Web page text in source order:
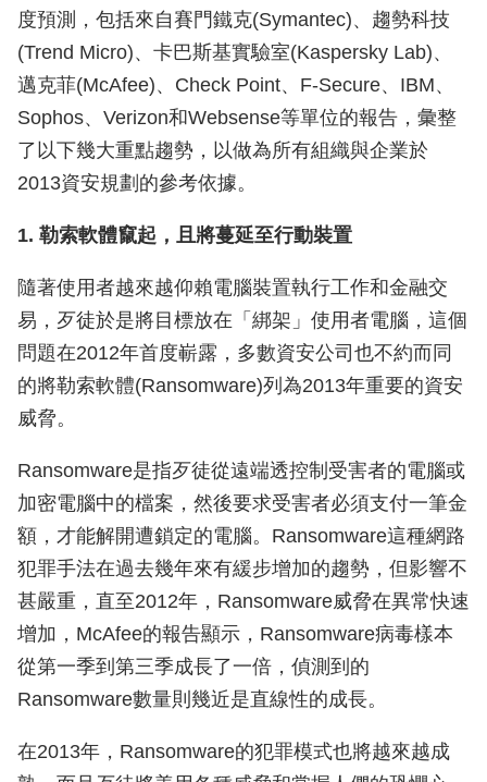
度預測，包括來自賽門鐵克(Symantec)、趨勢科技
(Trend Micro)、卡巴斯基實驗室(Kaspersky Lab)、
邁克菲(McAfee)、Check Point、F-Secure、IBM、
Sophos、Verizon和Websense等單位的報告，彙整
了以下幾大重點趨勢，以做為所有組織與企業於
2013資安規劃的參考依據。
1. 勒索軟體竄起，且將蔓延至行動裝置
隨著使用者越來越仰賴電腦裝置執行工作和金融交
易，歹徒於是將目標放在「綁架」使用者電腦，這個
問題在2012年首度嶄露，多數資安公司也不約而同
的將勒索軟體(Ransomware)列為2013年重要的資安
威脅。
Ransomware是指歹徒從遠端透控制受害者的電腦或
加密電腦中的檔案，然後要求受害者必須支付一筆金
額，才能解開遭鎖定的電腦。Ransomware這種網路
犯罪手法在過去幾年來有緩步增加的趨勢，但影響不
甚嚴重，直至2012年，Ransomware威脅在異常快速
增加，McAfee的報告顯示，Ransomware病毒樣本
從第一季到第三季成長了一倍，偵測到的
Ransomware數量則幾近是直線性的成長。
在2013年，Ransomware的犯罪模式也將越來越成